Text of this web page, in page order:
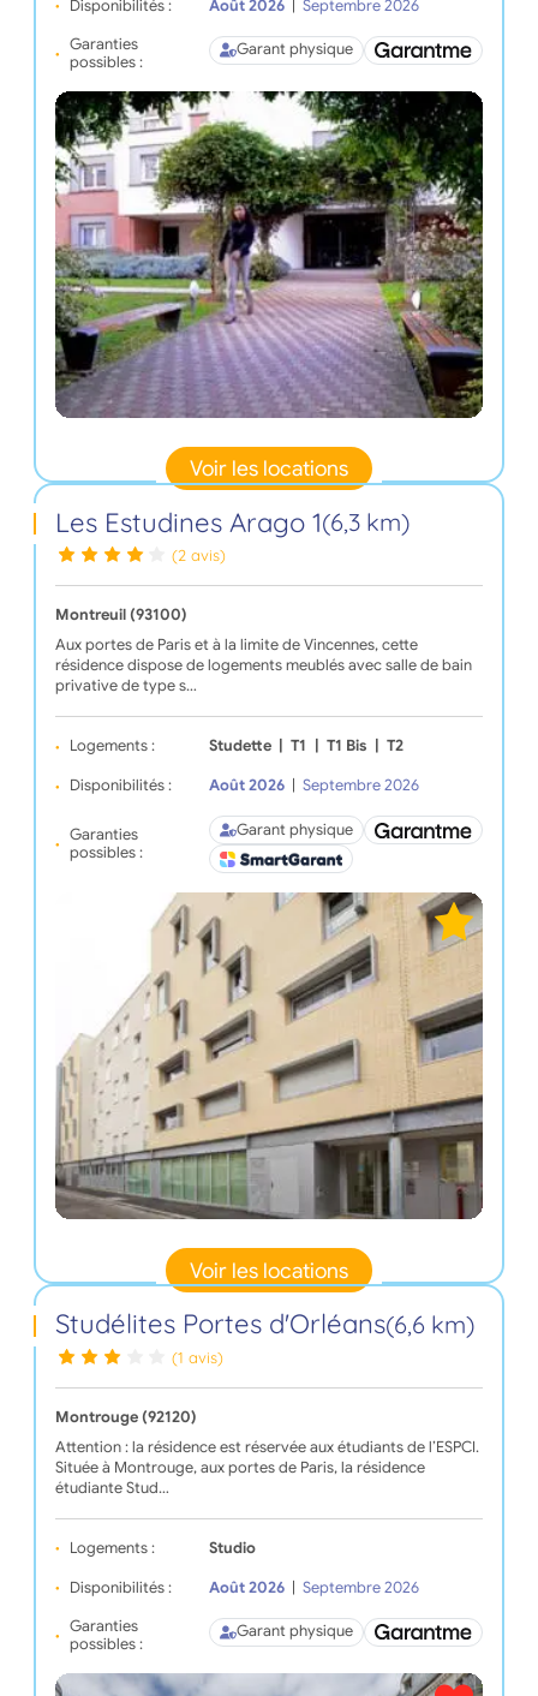
Disponibilités : Août 2026
Septembre 2026
Garanties
possibles :
Garant physique
Voir les locations
Les Estudines Arago 1(6,3 km)
(2 avis)
Montreuil (93100)
Aux portes de Paris et à la limite de Vincennes, cette
résidence dispose de logements meublés avec salle de bain
privative de type s…
Logements : Studette T1 T1 Bis T2
Disponibilités : Août 2026 Septembre 2026
Garanties
possibles :
Garant physique
Voir les locations
Studélites Portes d'Orléans(6,6 km)
(1 avis)
Montrouge (92120)
Attention : la résidence est réservée aux étudiants de l’ESPCI.
Située à Montrouge, aux portes de Paris, la résidence
étudiante Stud…
Logements : Studio
Disponibilités : Août 2026
Septembre 2026
Garanties
possibles :
Garant physique